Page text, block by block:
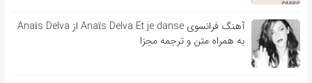
آهنگ فرانسوی Anaïs Delva Et je danse از Anaïs Delva
به همراه متن و ترجمه مجزا